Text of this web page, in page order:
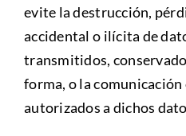
evite la destrucción,
accidental o ilícita de
transmitidos,
forma, o la comunicación
autorizados a dichos